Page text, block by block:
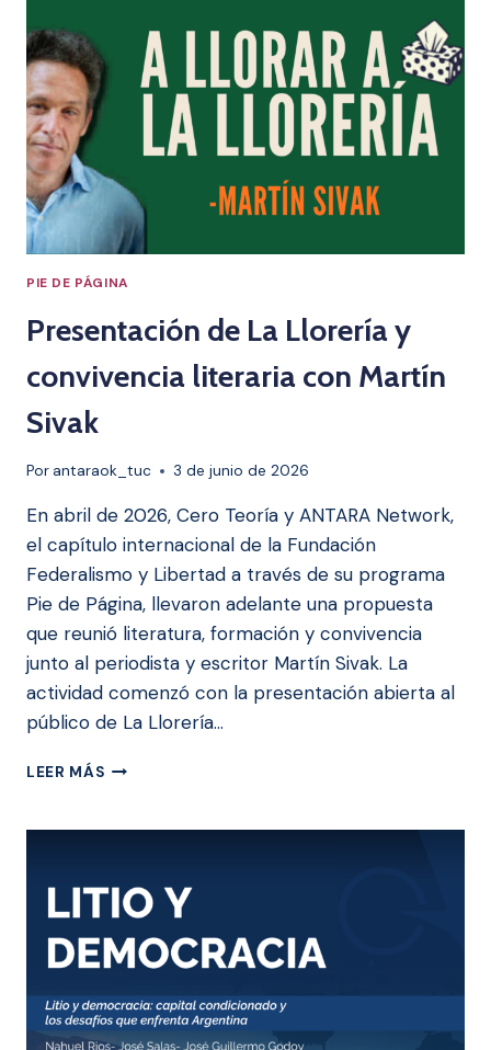
JOSEFINA
LICITRA
PIE DE PÁGINA
Presentación de La Llorería y
convivencia literaria con Martín
Sivak
Por antaraok_tuc 3 de junio de 2026
En abril de 2026, Cero Teoría y ANTARA Network,
el capítulo internacional de la Fundación
Federalismo y Libertad a través de su programa
Pie de Página, llevaron adelante una propuesta
que reunió literatura, formación y convivencia
junto al periodista y escritor Martín Sivak. La
actividad comenzó con la presentación abierta al
público de La Llorería…
LEER MÁSPRESENTACIÓN
LLORERÍA
LITERARIA
MARTÍN
SIVAK